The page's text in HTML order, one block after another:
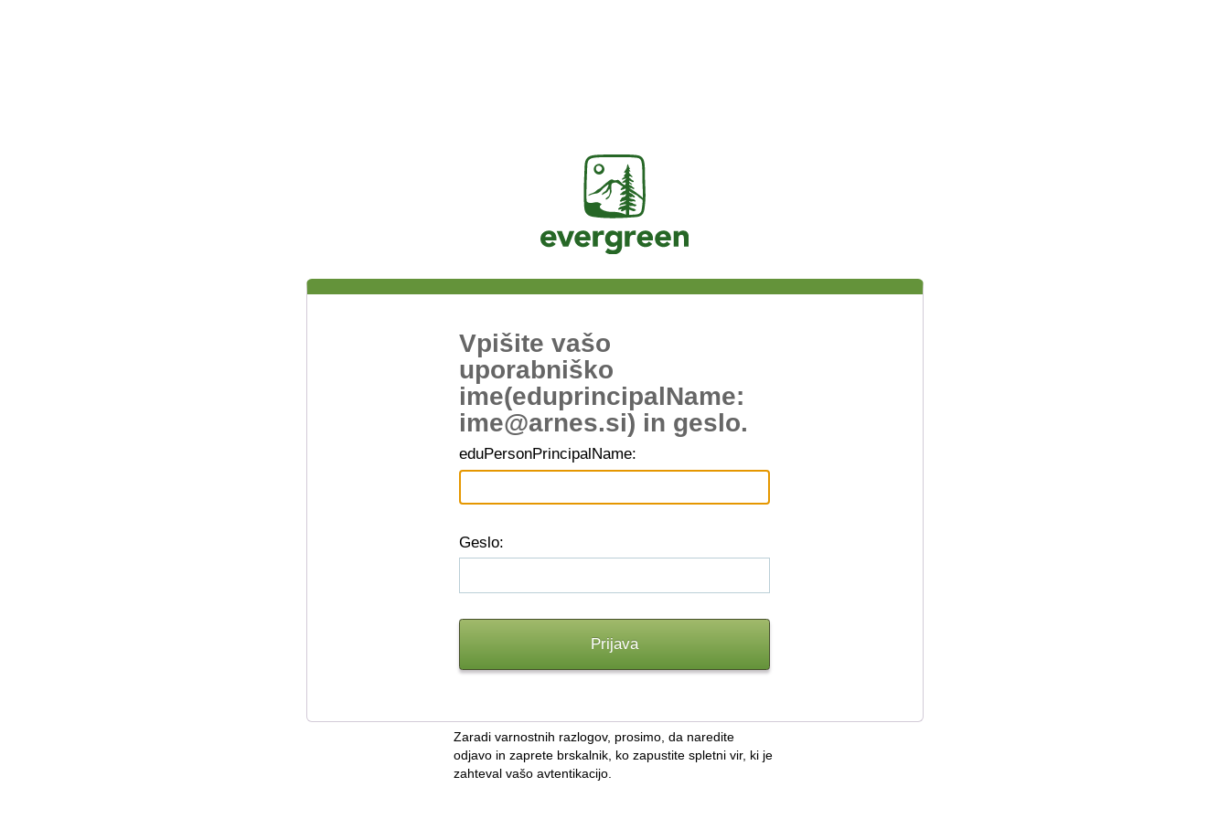
Jasig
Vpišite vašo
uporabniško
ime(eduprincipalName:
ime@arnes.si) in geslo.
eduPersonPrincipalName:
Geslo:
Zaradi varnostnih razlogov, prosimo, da naredite
odjavo in zaprete brskalnik, ko zapustite spletni vir, ki je
zahteval vašo avtentikacijo.